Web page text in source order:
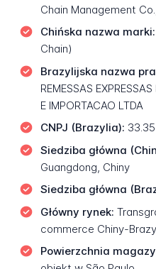
Chain Management
Chińska nazwa marki:
Chain)
Brazylijska nazwa
REMESSAS
E IMPORTACAO LTDA
CNPJ (Brazylia):
Siedziba główna
Guangdong, Chiny
Siedziba główna
Główny rynek:
commerce Chiny-
Powierzchnia